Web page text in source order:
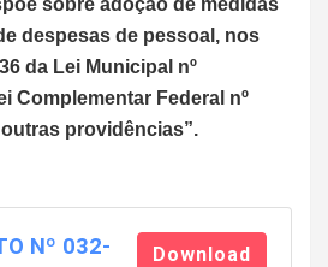
sobre adoção de medidas
despesas de pessoal, nos
da Lei Municipal nº
Complementar Federal nº
outras providências”.
Nº 032-
Download